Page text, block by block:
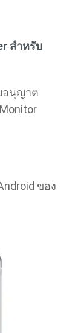
สำหรับ
อนุญาต
ของ